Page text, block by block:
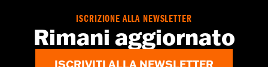
ISCRIZIONE ALLA NEWSLETTER
Rimani aggiornato
ISCRIVITI ALLA NEWSLETTER